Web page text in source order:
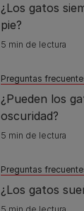
¿Los gatos
pie?
5 min de lectura
Preguntas
¿Pueden los
oscuridad?
5 min de lectura
Preguntas
¿Los gatos